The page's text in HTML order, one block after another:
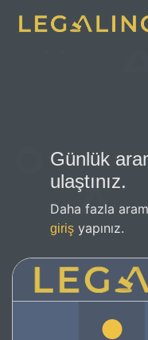
Günlük
ulaştınız.
Daha fazla
giriş yapınız.